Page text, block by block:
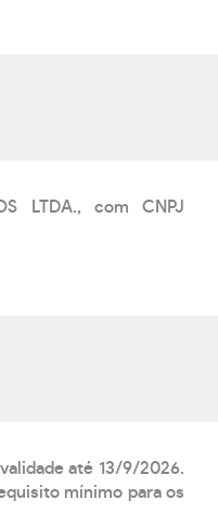
LTDA., com CNPJ
até 13/9/2026.
mínimo para os